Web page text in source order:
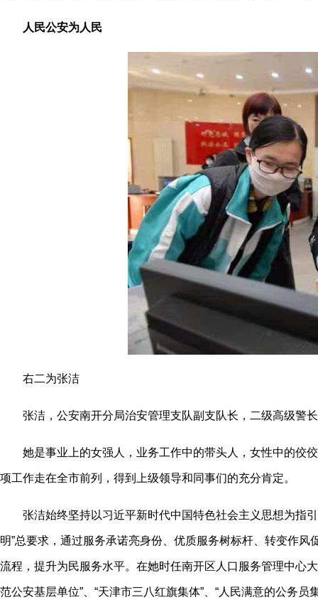
人民公安为人民
右二为张洁
张洁，公安南开分局治安管理支队副支队长，二级高级警
她是事业上的女强人，业务工作中的带头人，女性中的佼佼
项工作走在全市前列，得到上级领导和同事们的充分肯定。
张洁始终坚持以习近平新时代中国特色社会主义思想为指引
明”总要求，通过服务承诺亮身份、优质服务树标杆、转变作
流程，提升为民服务水平。在她时任南开区人口服务管理中心
范公安基层单位”、“天津市三八红旗集体”、“人民满意的公务员